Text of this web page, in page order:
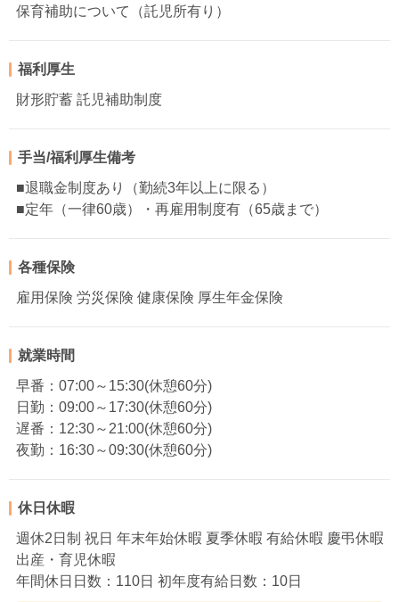
保育補助について（託児所有り）
福利厚生
財形貯蓄 託児補助制度
手当/福利厚生備考
■退職金制度あり（勤続3年以上に限る）
■定年（一律60歳）・再雇用制度有（65歳まで）
各種保険
雇用保険 労災保険 健康保険 厚生年金保険
就業時間
早番：07:00～15:30(休憩60分)
日勤：09:00～17:30(休憩60分)
遅番：12:30～21:00(休憩60分)
夜勤：16:30～09:30(休憩60分)
休日休暇
週休2日制 祝日 年末年始休暇 夏季休暇 有給休暇 慶弔休暇
出産・育児休暇
年間休日日数：110日 初年度有給日数：10日